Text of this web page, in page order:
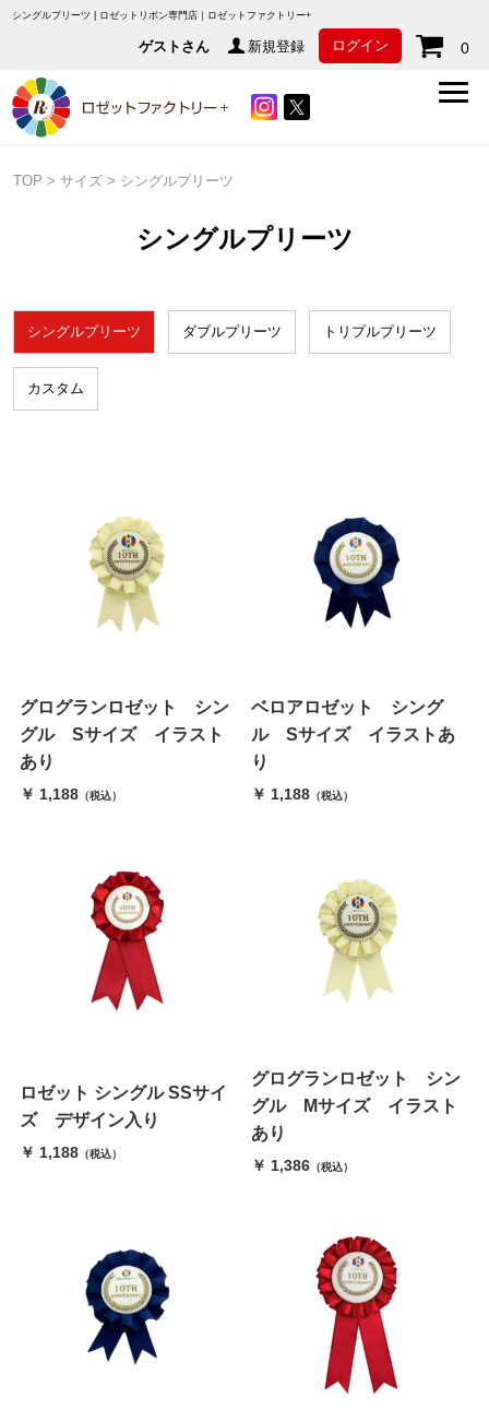
シングルプリーツ | ロゼットリボン専門店｜ロゼットファクトリー+
ゲストさん 新規登録 ログイン 0
TOP > サイズ > シングルプリーツ
シングルプリーツ
シングルプリーツ ダブルプリーツ トリプルプリーツ
カスタム
グログランロゼット シン
グル Sサイズ イラスト
あり
￥ 1,188 （税込）
ベロアロゼット シング
ル Sサイズ イラストあ
り
￥ 1,188 （税込）
ロゼット シングル SSサイ
ズ デザイン入り
￥ 1,188 （税込）
グログランロゼット シン
グル Mサイズ イラスト
あり
￥ 1,386 （税込）